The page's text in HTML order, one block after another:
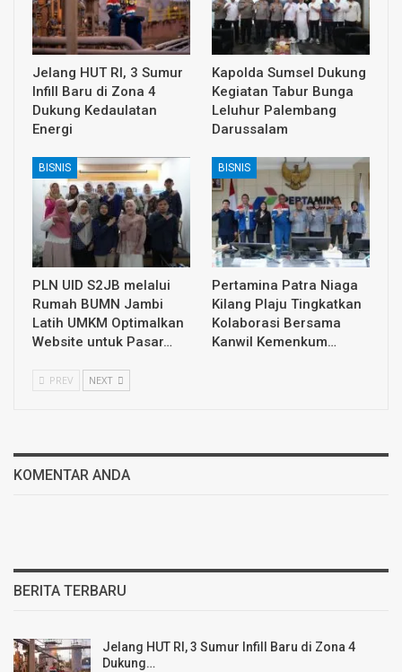
Jelang HUT RI, 3 Sumur
Infill Baru di Zona 4
Dukung Kedaulatan
Energi
Kapolda Sumsel Dukung
Kegiatan Tabur Bunga
Leluhur Palembang
Darussalam
BISNIS
PLN UID S2JB melalui
Rumah BUMN Jambi
Latih UMKM Optimalkan
Website untuk Pasar…
BISNIS
Pertamina Patra Niaga
Kilang Plaju Tingkatkan
Kolaborasi Bersama
Kanwil Kemenkum…
PREV NEXT
KOMENTAR ANDA
BERITA TERBARU
Jelang HUT RI, 3 Sumur Infill Baru di Zona 4
Dukung…